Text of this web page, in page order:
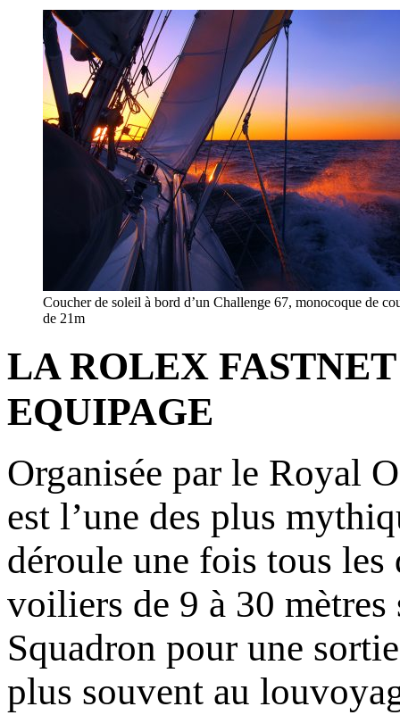
Coucher de soleil à bord d’un Challenge 67, monocoque de
de 21m
LA ROLEX
EQUIPAGE
Organisée par le Royal
est l’une des plus
déroule une fois tous les
voiliers de 9 à 30
Squadron pour une
plus souvent au